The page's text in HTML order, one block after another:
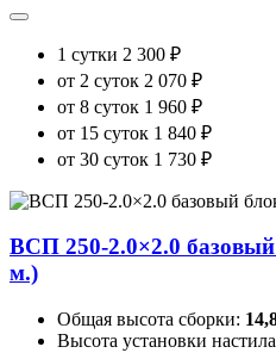
1 сутки 2 300 ₽
от 2 суток 2 070 ₽
от 8 суток 1 960 ₽
от 15 суток 1 840 ₽
от 30 суток 1 730 ₽
ВСП 250-2.0×2.0 базовый
м.)
Общая высота сборки:
Высота установки